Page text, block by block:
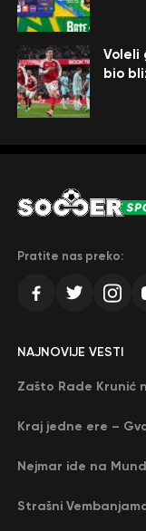
Voleli
bio
Pratite nas preko:
NAJNOVIJE VESTI